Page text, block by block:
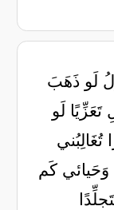
لَو ذَهَبَ
تَعَزِّيًا لَو
وَحَيائي كَم